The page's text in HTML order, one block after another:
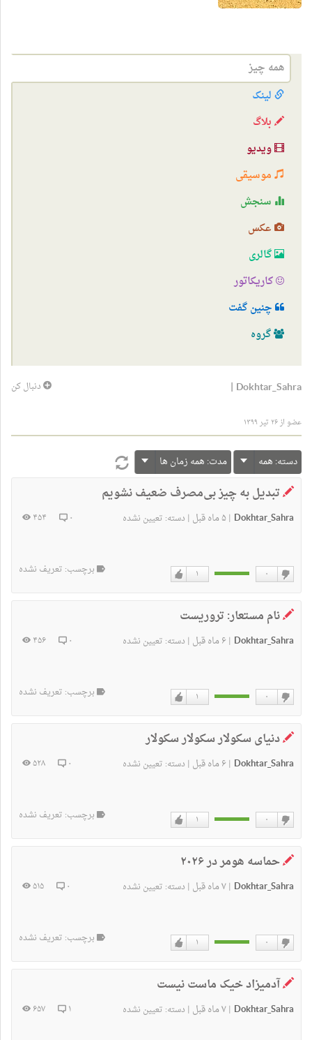
همه چیز
لینک
بلاگ
ویدیو
موسیقی
سنجش
عکس
گالری
کاریکاتور
چنین گفت
گروه
دنبال کن Dokhtar_Sahra
|
عضو از ۲۶ تیر ۱۳۹۹
دسته: همه مدت: همه زمان ها
تبدیل به چیز بی‌مصرف ضعیف نشویم
Dokhtar_Sahra
| ۵ ماه قبل | دسته: تعیین نشده ۰ ۴۵۴
۱ ۰
ندارم
برچسب: تعریف نشده
نام مستعار: تروریست
Dokhtar_Sahra
|۶ ماه قبل | دسته: تعیین نشده ۰ ۴۵۶
۱ ۰
ندارم
برچسب: تعریف نشده
دنیای سکولار سکولار سکولار
Dokhtar_Sahra
|۶ ماه قبل | دسته: تعیین نشده ۰ ۵۲۸
۱ ۰
ندارم
برچسب: تعریف نشده
حماسه هومر در ۲۰۲۶
Dokhtar_Sahra
|۷ ماه قبل | دسته: تعیین نشده ۰ ۵۱۵
۱ ۰
ندارم
برچسب: تعریف نشده
آدمیزاد خیک ماست نیست
Dokhtar_Sahra
|۷ ماه قبل | دسته: تعیین نشده ۱ ۶۵۷